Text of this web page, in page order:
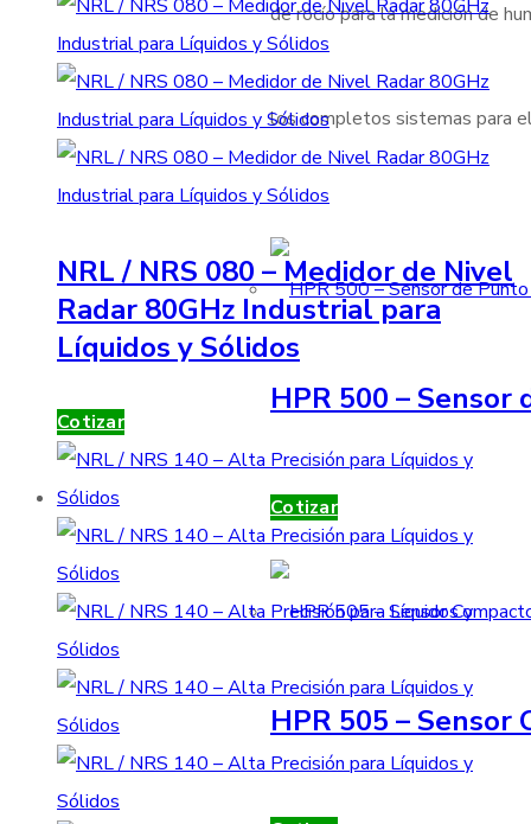
de rocío para la medición de
los completos sistemas para
HPR 500 –
Cotizar
HPR 505 – Sensor
NRL / NRS 080 – Medidor de Nivel
Radar 80GHz Industrial para
Líquidos y Sólidos
Cotizar